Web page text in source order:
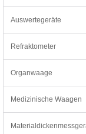
Auswertegeräte
Refraktometer
Organwaage
Medizinische Waagen